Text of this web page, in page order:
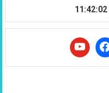
11:42:03